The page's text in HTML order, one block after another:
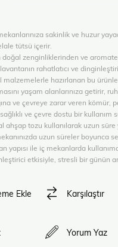
sakinlik ve huzur
tütsü içerir.
doğal zenginliklerinden ve
rahatlatıcı ve
malzemelerle hazırlanan bu
yaşam alanlarınıza getirir,
ve çevreye zarar veren
ve çevre dostu bir kullanım
ahşap tozu kullanılarak uzun
uzun süreler boyunca
yapısı ile iç mekanlarda
etkisiyle, stresli bir günün
Ekle Karşılaştır
Yorum Yaz